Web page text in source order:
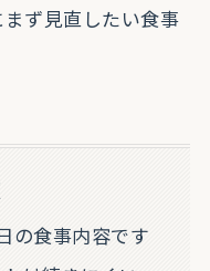
ず見直したい食事
の食事内容です